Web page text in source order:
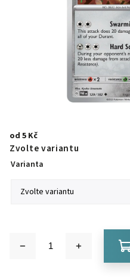
od 5 Kč
Zvolte variantu
Varianta